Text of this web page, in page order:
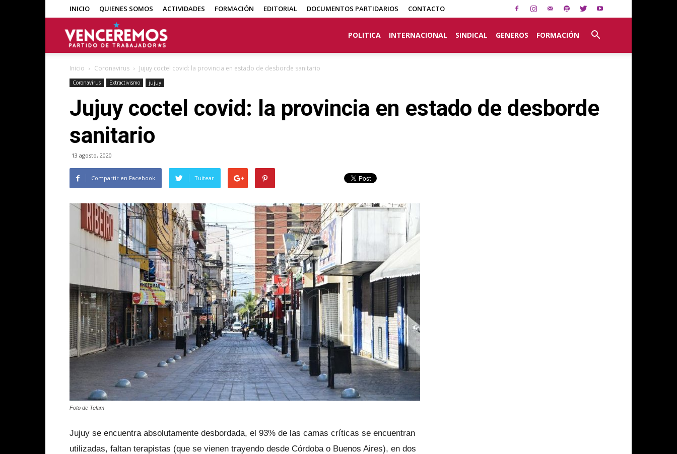
INICIO QUIENES SOMOS ACTIVIDADES FORMACIÓN EDITORIAL DOCUMENTOS PARTIDARIOS CONTACTO
POLITICA INTERNACIONAL SINDICAL GENEROS FORMACIÓN
Inicio Coronavirus Jujuy coctel covid: la provincia en estado de desborde sanitario
Coronavirus Extractivismo jujuy
Jujuy coctel covid: la provincia en estado de desborde
sanitario
13 agosto, 2020
Compartir en Facebook Tuitear
Foto de Telam
Jujuy se encuentra absolutamente desbordada, el 93% de las camas críticas se encuentran
utilizadas, faltan terapistas (que se vienen trayendo desde Córdoba o Buenos Aires), en dos